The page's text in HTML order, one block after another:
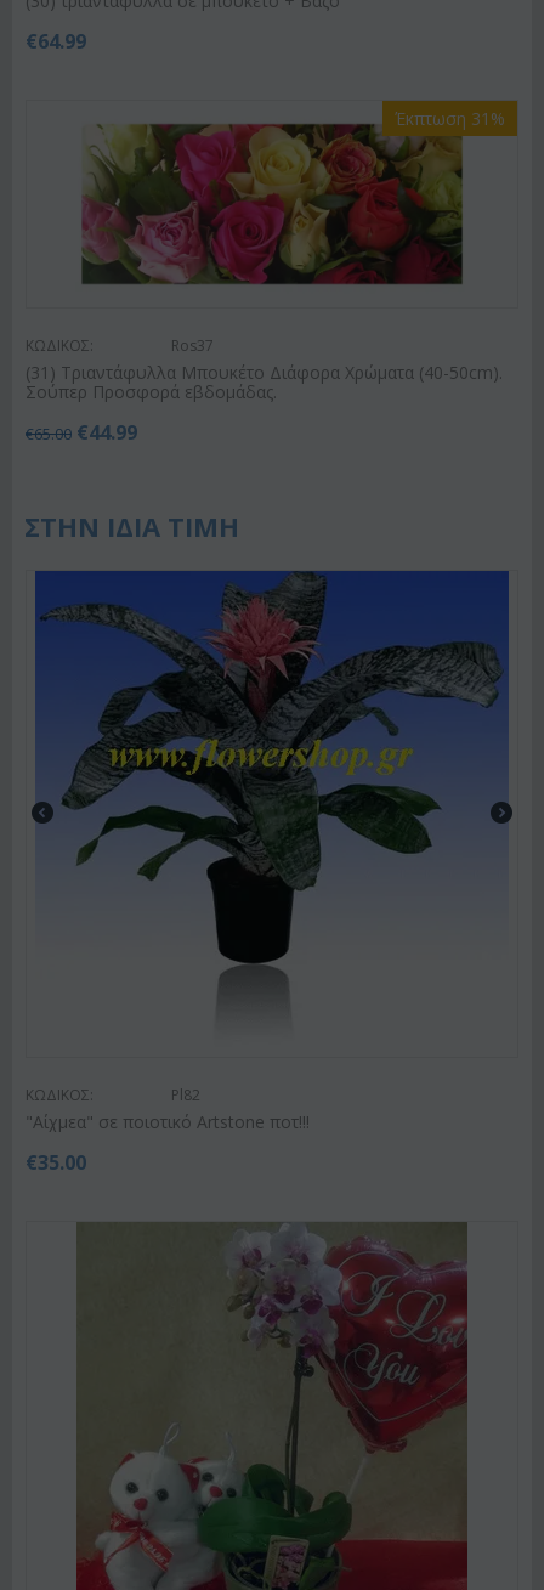
€64.99
Έκπτωση 31%
ΚΩΔΙΚΟΣ: Ros37
(31) Τριαντάφυλλα Μπουκέτο Διάφορα Χρώματα (40-50cm).
Σούπερ Προσφορά εβδομάδας.
€65.00 €44.99
ΣΤΗΝ ΙΔΙΑ ΤΙΜΗ
ΚΩΔΙΚΟΣ: Pl82
"Αίχμεα" σε ποιοτικό Artstone ποτ!!!
€35.00